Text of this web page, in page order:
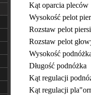
Kąt oparcia
Wysokość pelot
Rozstaw pelot
Rozstaw pelot
Wysokość
Długość
Kąt regulacji
Kąt regulacji